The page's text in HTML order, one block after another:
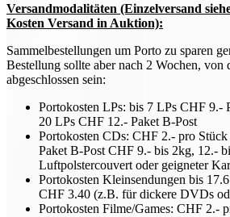
Versandmodalitäten (Einzelversand
Kosten Versand in Auktion):
Sammelbestellungen um Porto zu sparen
Bestellung sollte aber nach 2 Wochen, von
abgeschlossen sein:
Portokosten LPs: bis 7 LPs CHF 9.-
20 LPs CHF 12.- Paket B-Post
Portokosten CDs: CHF 2.- pro
Paket B-Post CHF 9.- bis 2kg, 12.-
Luftpolstercouvert oder geigneter
Portokosten Kleinsendungen bis
CHF 3.40 (z.B. für dickere DVDs
Portokosten Filme/Games: CHF 2.-